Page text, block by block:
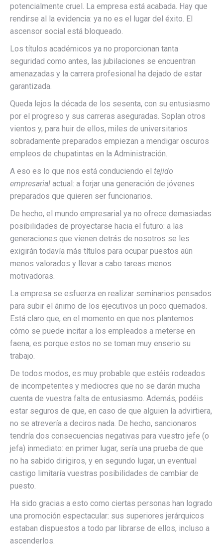
potencialmente cruel. La empresa está acabada. Hay que
rendirse al la evidencia: ya no es el lugar del éxito. El
ascensor social está bloqueado.
Los títulos académicos ya no proporcionan tanta
seguridad como antes, las jubilaciones se encuentran
amenazadas y la carrera profesional ha dejado de estar
garantizada.
Queda lejos la década de los sesenta, con su entusiasmo
por el progreso y sus carreras aseguradas. Soplan otros
vientos y, para huir de ellos, miles de universitarios
sobradamente preparados empiezan a mendigar oscuros
empleos de chupatintas en la Administración.
A eso es lo que nos está conduciendo el tejido
empresarial actual: a forjar una generación de jóvenes
preparados que quieren ser funcionarios.
De hecho, el mundo empresarial ya no ofrece demasiadas
posibilidades de proyectarse hacia el futuro: a las
generaciones que vienen detrás de nosotros se les
exigirán todavía más títulos para ocupar puestos aún
menos valorados y llevar a cabo tareas menos
motivadoras.
La empresa se esfuerza en realizar seminarios pensados
para subir el ánimo de los ejecutivos un poco quemados.
Está claro que, en el momento en que nos plantemos
cómo se puede incitar a los empleados a meterse en
faena, es porque estos no se toman muy enserio su
trabajo.
De todos modos, es muy probable que estéis rodeados
de incompetentes y mediocres que no se darán mucha
cuenta de vuestra falta de entusiasmo. Además, podéis
estar seguros de que, en caso de que alguien la advirtiera,
no se atrevería a deciros nada. De hecho, sancionaros
tendría dos consecuencias negativas para vuestro jefe (o
jefa) inmediato: en primer lugar, sería una prueba de que
no ha sabido dirigiros, y en segundo lugar, un eventual
castigo limitaría vuestras posibilidades de cambiar de
puesto.
Ha sido gracias a esto como ciertas personas han logrado
una promoción espectacular: sus superiores jerárquicos
estaban dispuestos a todo par librarse de ellos, incluso a
ascenderlos.